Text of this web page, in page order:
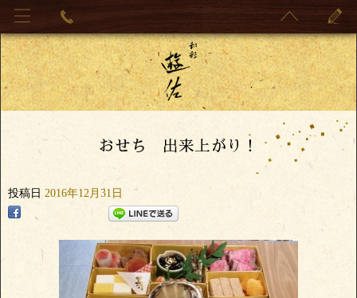
おせち 出来上がり！
投稿日 2016年12月31日